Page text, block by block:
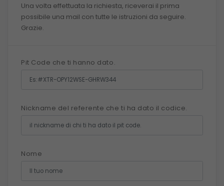
Una volta effettuata la richiesta, riceverai il prima
possibile una mail con tutte le istruzioni da seguire.
Grazie.
Pit Code che ti hanno dato.
Nickname del referente che ti ha dato il codice.
Nome